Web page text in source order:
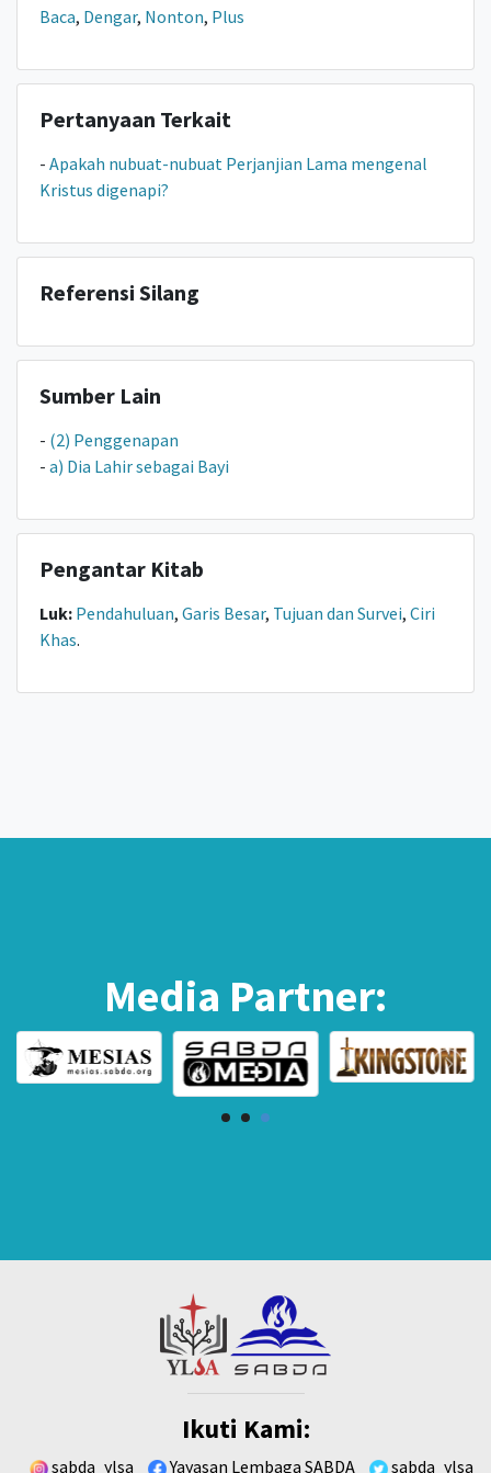
Baca, Dengar, Nonton, Plus
Pertanyaan Terkait
- Apakah nubuat-nubuat Perjanjian Lama mengenal
Kristus digenapi?
Referensi Silang
Sumber Lain
- (2) Penggenapan
- a) Dia Lahir sebagai Bayi
Pengantar Kitab
Luk: Pendahuluan, Garis Besar, Tujuan dan Survei, Ciri
Khas.
Media Partner:
Ikuti Kami:
sabda_ylsa Yayasan Lembaga SABDA sabda_ylsa